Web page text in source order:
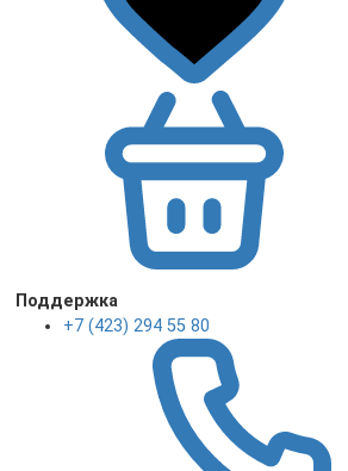
Поддержка
+7 (423) 294 55 80